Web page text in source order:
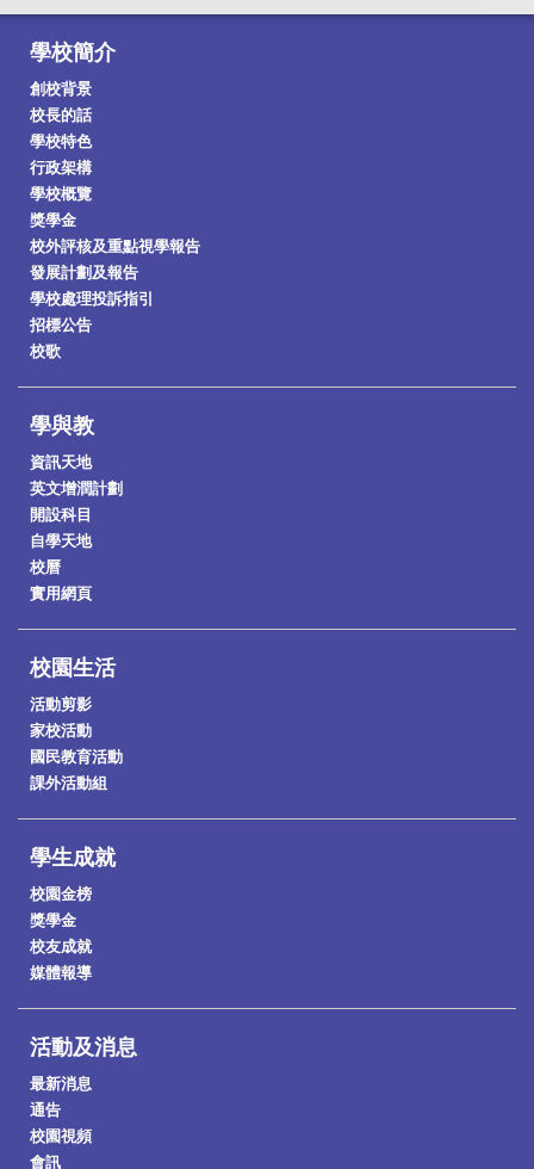
學校簡介
創校背景
校長的話
學校特色
行政架構
學校概覽
獎學金
校外評核及重點視學報告
發展計劃及報告
學校處理投訴指引
招標公告
校歌
學與教
資訊天地
英文增潤計劃
開設科目
自學天地
校曆
實用網頁
校園生活
活動剪影
家校活動
國民教育活動
課外活動組
學生成就
校園金榜
獎學金
校友成就
媒體報導
活動及消息
最新消息
通告
校園視頻
會訊